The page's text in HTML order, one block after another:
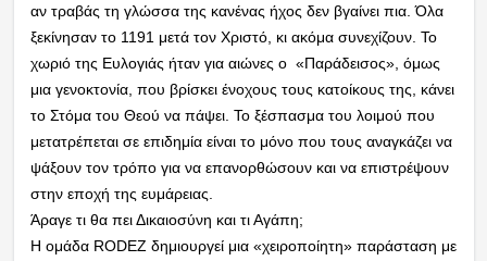
αν τραβάς τη γλώσσα της κανένας ήχος δεν βγαίνει πια. Όλα
ξεκίνησαν το 1191 μετά τον Χριστό, κι ακόμα συνεχίζουν. Το
χωριό της Ευλογιάς ήταν για αιώνες ο «Παράδεισος», όμως
μια γενοκτονία, που βρίσκει ένοχους τους κατοίκους της, κάνει
το Στόμα του Θεού να πάψει. Το ξέσπασμα του λοιμού που
μετατρέπεται σε επιδημία είναι το μόνο που τους αναγκάζει να
ψάξουν τον τρόπο για να επανορθώσουν και να επιστρέψουν
στην εποχή της ευμάρειας.
Άραγε τι θα πει Δικαιοσύνη και τι Αγάπη;
Η ομάδα RODEZ δημιουργεί μια «χειροποίητη» παράσταση με